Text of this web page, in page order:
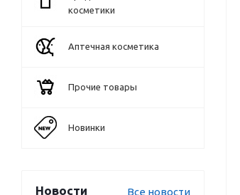
косметики
Аптечная косметика
Прочие товары
Новинки
Новости Все новости